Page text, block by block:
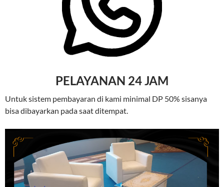
PELAYANAN 24 JAM
Untuk sistem pembayaran di kami minimal DP 50% sisanya
bisa dibayarkan pada saat ditempat.